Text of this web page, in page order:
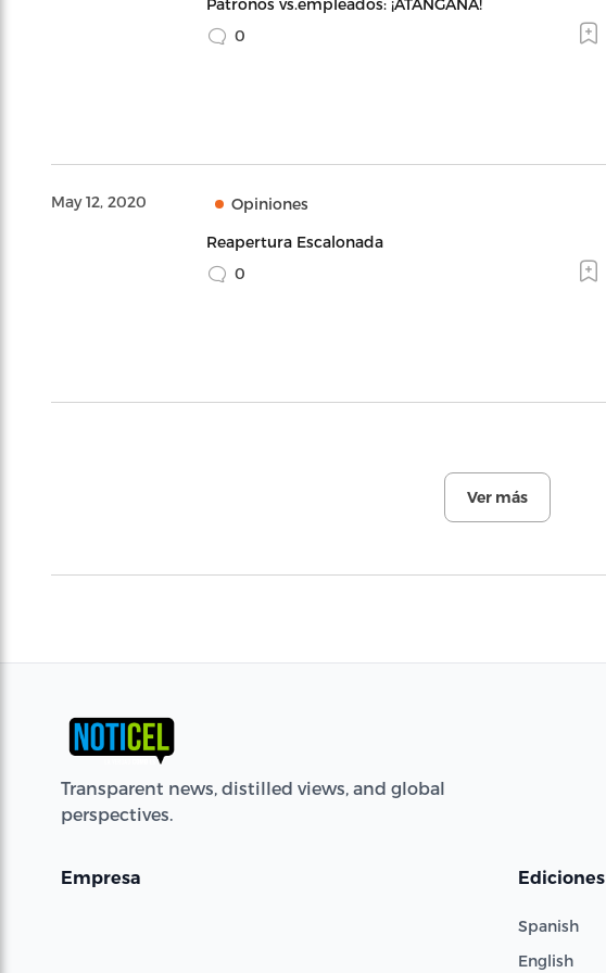
Patronos vs.empleados: ¡ATÁNGANA!
0
May 12, 2020 Opiniones
Reapertura Escalonada
0
Ver más
Transparent news, distilled views, and global
perspectives.
Empresa Ediciones
Spanish
English